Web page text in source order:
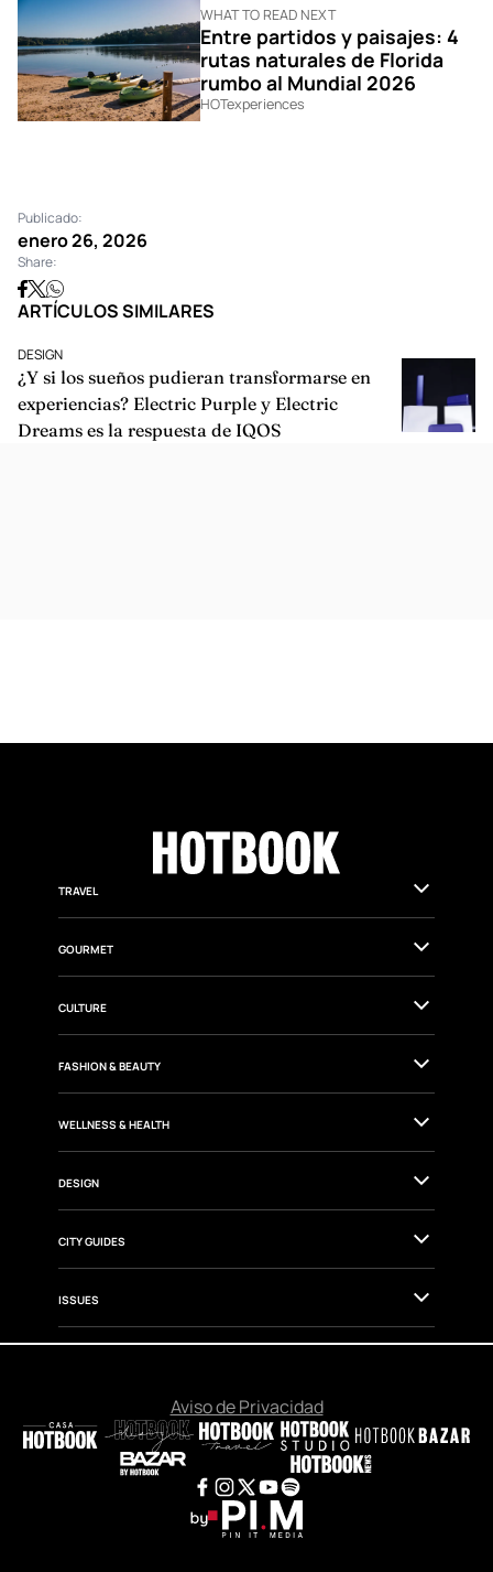
WHAT TO READ NEXT
Entre partidos y paisajes: 4
rutas naturales de Florida
rumbo al Mundial 2026
HOTexperiences
Publicado:
enero 26, 2026
Share:
ARTÍCULOS SIMILARES
DESIGN
¿Y si los sueños pudieran transformarse en
experiencias? Electric Purple y Electric
Dreams es la respuesta de IQOS
TRAVEL
GOURMET
CULTURE
FASHION & BEAUTY
WELLNESS & HEALTH
DESIGN
CITY GUIDES
ISSUES
Aviso de Privacidad